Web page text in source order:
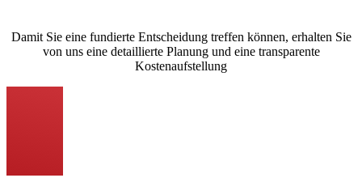
Damit Sie eine fundierte Entscheidung treffen können, erhalten Sie
von uns eine detaillierte Planung und eine transparente
Kostenaufstellung